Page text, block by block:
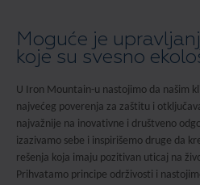
Moguće je
koje su svesno
U Iron Mountain-u nastojimo da našim
najvećeg poverenja za zaštitu i
najvažnije na inovativne i društveno
izazivamo sebe i inspirišemo druge da
rešenja koja imaju pozitivan uticaj na
Prihvatamo principe održivosti i